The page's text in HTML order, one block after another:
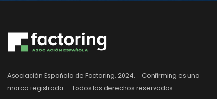
Asociación Española de Factoring. 2024. Confirming es una
marca registrada. Todos los derechos reservados.